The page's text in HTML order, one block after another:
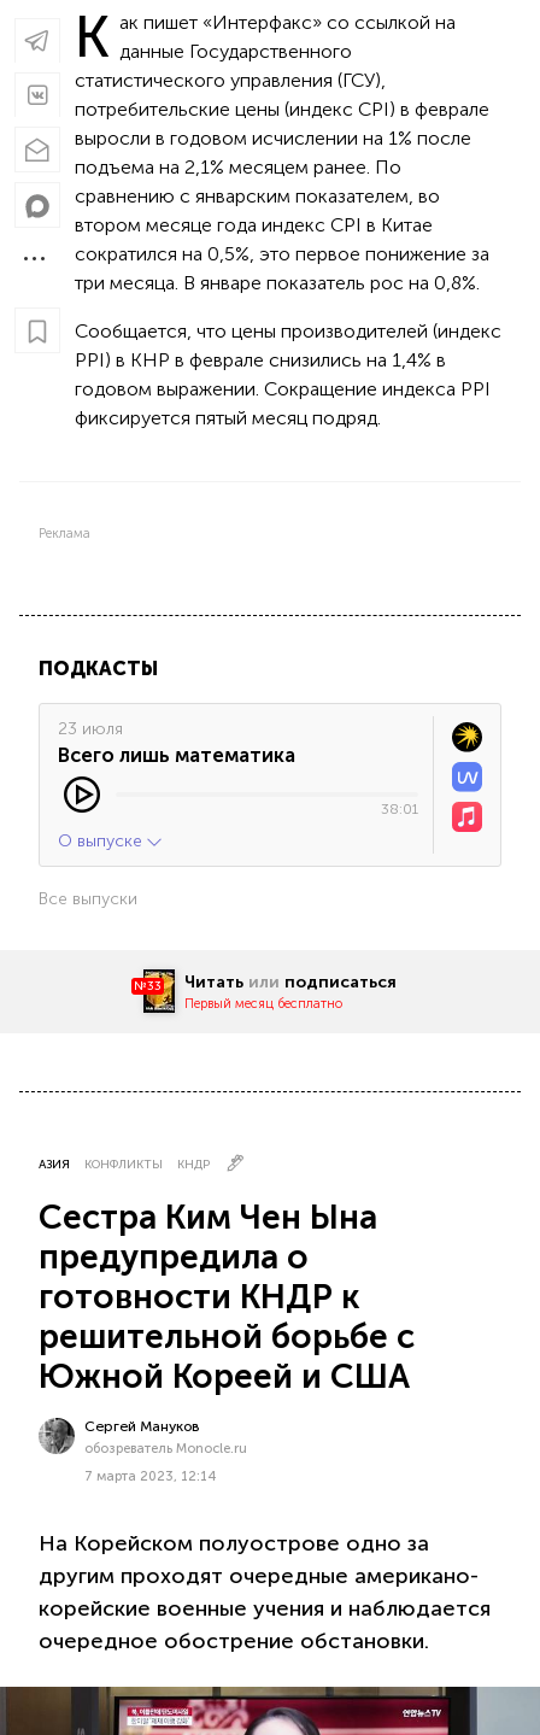
К ак пишет «Интерфакс» со ссылкой на
данные Государственного
статистического управления (ГСУ),
потребительские цены (индекс CPI) в феврале
выросли в годовом исчислении на 1% после
подъема на 2,1% месяцем ранее. По
сравнению с январским показателем, во
втором месяце года индекс CPI в Китае
сократился на 0,5%, это первое понижение за
три месяца. В январе показатель рос на 0,8%.
Сообщается, что цены производителей (индекс
PPI) в КНР в феврале снизились на 1,4% в
годовом выражении. Сокращение индекса PPI
фиксируется пятый месяц подряд.
Реклама
ПОДКАСТЫ
23 июля
Всего лишь математика
38:01
О выпуске
Все выпуски
№33 Читать или подписаться
Первый месяц бесплатно
АЗИЯ КОНФЛИКТЫ КНДР
Сестра Ким Чен Ына
предупредила о
готовности КНДР к
решительной борьбе с
Южной Кореей и США
Сергей Мануков
обозреватель Monocle.ru
7 марта 2023, 12:14
На Корейском полуострове одно за
другим проходят очередные американо-
корейские военные учения и наблюдается
очередное обострение обстановки.